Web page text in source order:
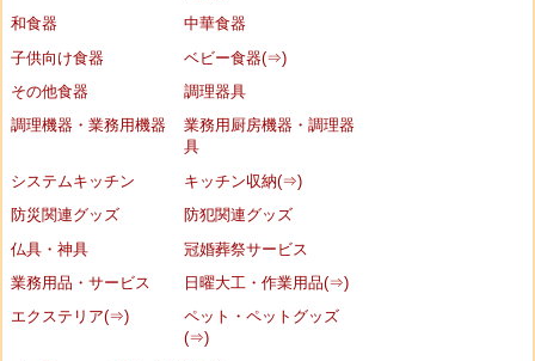
和食器
中華食器
子供向け食器
ベビー食器(⇒)
その他食器
調理器具
調理機器・業務用機器
業務用厨房機器・調理器
具
システムキッチン
キッチン収納(⇒)
防災関連グッズ
防犯関連グッズ
仏具・神具
冠婚葬祭サービス
業務用品・サービス
日曜大工・作業用品(⇒)
エクステリア(⇒)
ペット・ペットグッズ
(⇒)